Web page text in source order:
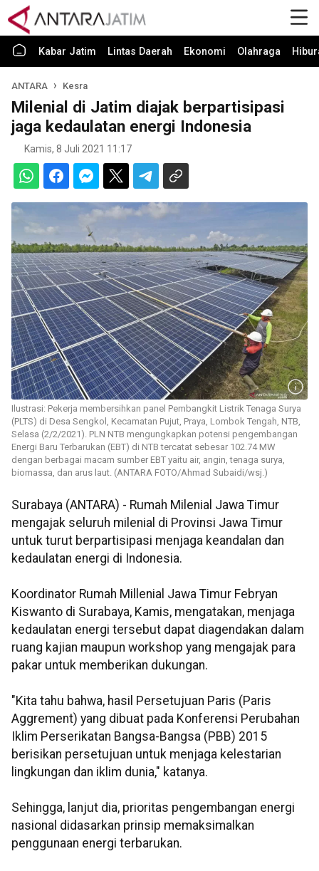
Kabar Jatim Lintas Daerah Ekonomi Olahraga
ANTARA Kesra
Milenial di Jatim diajak berpartisipasi
jaga kedaulatan energi Indonesia
Kamis, 8 Juli 2021 11:17
Ilustrasi: Pekerja membersihkan panel Pembangkit Listrik Tenaga Surya
(PLTS) di Desa Sengkol, Kecamatan Pujut, Praya, Lombok Tengah, NTB,
Selasa (2/2/2021). PLN NTB mengungkapkan potensi pengembangan
Energi Baru Terbarukan (EBT) di NTB tercatat sebesar 102.74 MW
dengan berbagai macam sumber EBT yaitu air, angin, tenaga surya,
biomassa, dan arus laut. (ANTARA FOTO/Ahmad Subaidi/wsj.)
Surabaya (ANTARA) - Rumah Milenial Jawa Timur
mengajak seluruh milenial di Provinsi Jawa Timur
untuk turut berpartisipasi menjaga keandalan dan
kedaulatan energi di Indonesia.
Koordinator Rumah Millenial Jawa Timur Febryan
Kiswanto di Surabaya, Kamis, mengatakan, menjaga
kedaulatan energi tersebut dapat diagendakan dalam
ruang kajian maupun workshop yang mengajak para
pakar untuk memberikan dukungan.
"Kita tahu bahwa, hasil Persetujuan Paris (Paris
Aggrement) yang dibuat pada Konferensi Perubahan
Iklim Perserikatan Bangsa-Bangsa (PBB) 2015
berisikan persetujuan untuk menjaga kelestarian
lingkungan dan iklim dunia," katanya.
Sehingga, lanjut dia, prioritas pengembangan energi
nasional didasarkan prinsip memaksimalkan
penggunaan energi terbarukan.